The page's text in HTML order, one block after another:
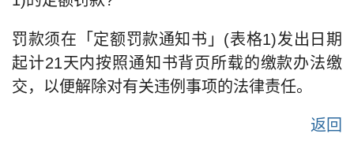
罚款须在「定额罚款通知书」(表格1)发出日期
起计21天内按照通知书背页所载的缴款办法缴
交，以便解除对有关违例事项的法律责任。
返回